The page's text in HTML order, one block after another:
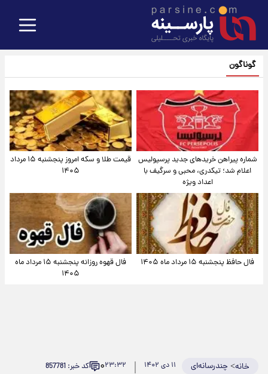
گوناگون
شماره پیراهن خریدهای جدید پرسپولیس
اعلام شد؛ تیکدری، محبی و سرگیف با
اعداد ویژه
قیمت طلا و سکه امروز پنجشنبه ۱۵ مرداد
۱۴۰۵
فال حافظ پنجشنبه ۱۵ مرداد ماه ۱۴۰۵
فال قهوه روزانه پنجشنبه ۱۵ مرداد ماه
۱۴۰۵
خانه> چندرسانه‌ای ۱۱ دی ۱۴۰۲ ۲۳:۳۲۰ کد خبر: 857781